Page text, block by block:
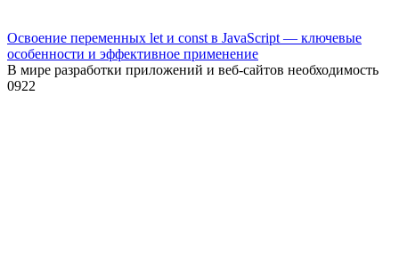
Освоение переменных let и const в JavaScript — ключевые
особенности и эффективное применение
В мире разработки приложений и веб-сайтов необходимость
0922